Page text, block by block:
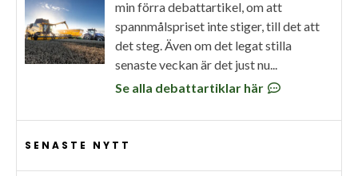
min förra debattartikel, om att
spannmålspriset inte stiger, till det att
det steg. Även om det legat stilla
senaste veckan är det just nu...
Se alla debattartiklar här
SENASTE NYTT